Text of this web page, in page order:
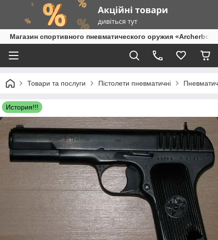
Магазин спортивного пневматического оружия
Товари та послуги Пістолети пневматичні
История!!!